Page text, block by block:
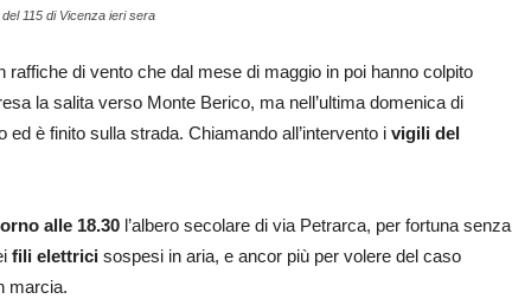
115 di Vicenza ieri sera
raffiche di vento che dal mese di maggio in poi hanno colpito
la salita verso Monte Berico, ma nell’ultima domenica di
ed è finito sulla strada. Chiamando all’intervento i vigili del
alle 18.30 l’albero secolare di via Petrarca, per fortuna senza
fili elettrici sospesi in aria, e ancor più per volere del caso
marcia.